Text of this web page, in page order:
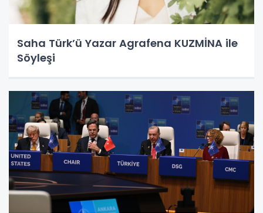
Saha Türk’ü Yazar Agrafena KUZMİNA ile
Söyleşi